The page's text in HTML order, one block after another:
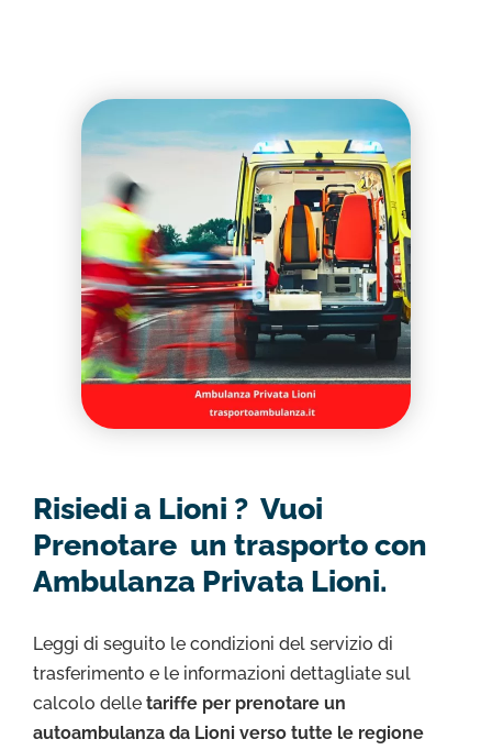
Risiedi a Lioni ? Vuoi
Prenotare un trasporto con
Ambulanza Privata Lioni.
Leggi di seguito le condizioni del servizio di
trasferimento e le informazioni dettagliate sul
calcolo delle tariffe per prenotare un
autoambulanza da Lioni verso tutte le regione